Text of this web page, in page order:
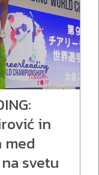
in
med
svetu